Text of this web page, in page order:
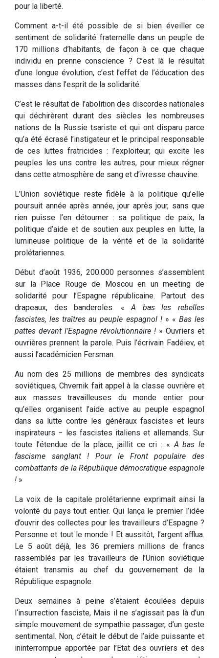
pour la liberté.
Comment a-t-il été possible de si bien éveiller ce
sentiment de solidarité fraternelle dans un peuple de
170 millions d’habitants, de façon à ce que chaque
individu en prenne conscience ? C’est là le résultat
d’une longue évolution, c’est l’effet de l’éducation des
masses dans l’esprit de la solidarité.
C’est le résultat de l’abolition des discordes nationales
qui déchirèrent durant des siècles les nombreuses
nations de la Russie tsariste et qui ont disparu parce
qu’a été écrasé l’instigateur et le principal responsable
de ces luttes fratricides : l’exploiteur, qui excite les
peuples les uns contre les autres, pour mieux régner
dans cette atmosphère de sang et d’ivresse chauvine.
L’Union soviétique reste fidèle à la politique qu’elle
poursuit année après année, jour après jour, sans que
rien puisse l’en détourner : sa politique de paix, la
politique d’aide et de soutien aux peuples en lutte, la
lumineuse politique de la vérité et de la solidarité
prolétariennes.
Début d’août 1936, 200.000 personnes s’assemblent
sur la Place Rouge de Moscou en un meeting de
solidarité pour l’Espagne républicaine. Partout des
drapeaux, des banderoles. «A bas les rebelles
fascistes, les traîtres au peuple espagnol !» « Bas les
pattes devant l’Espagne révolutionnaire ! » Ouvriers et
ouvrières prennent la parole. Puis l’écrivain Fadéiev, et
aussi l’académicien Fersman.
Au nom des 25 millions de membres des syndicats
soviétiques, Chvernik fait appel à la classe ouvrière et
aux masses travailleuses du monde entier pour
qu’elles organisent l’aide active au peuple espagnol
dans sa lutte contre les généraux fascistes et leurs
inspirateurs − les fascistes italiens et allemands. Sur
toute l’étendue de la place, jaillit ce cri : «A bas le
fascisme sanglant ! Pour le Front populaire des
combattants de la République démocratique espagnole
! »
La voix de la capitale prolétarienne exprimait ainsi la
volonté du pays tout entier. Qui lança le premier l’idée
d’ouvrir des collectes pour les travailleurs d’Espagne ?
Personne et tout le monde ! Et aussitôt, l’argent afflua.
Le 5 août déjà, les 36 premiers millions de francs
rassemblés par les travailleurs de l’Union soviétique
étaient transmis au chef du gouvernement de la
République espagnole.
Deux semaines à peine s’étaient écoulées depuis
l‘insurrection fasciste, Mais il ne s’agissait pas là d’un
simple mouvement de sympathie passager, d’un geste
sentimental. Non, c’était le début de l’aide puissante et
ininterrompue apportée par l’Etat des ouvriers et des